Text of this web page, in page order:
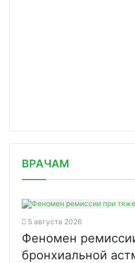
ВРАЧАМ
5 августа 2026
Феномен
бронхиальной